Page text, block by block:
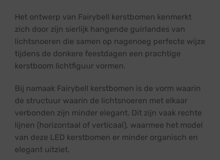
Het ontwerp van Fairybell kerstbomen kenmerkt
zich door zijn sierlijk hangende guirlandes van
lichtsnoeren die samen op nagenoeg perfecte wijze
tijdens de donkere feestdagen een prachtige
kerstboom lichtfiguur vormen.
Bij namaak Fairybell kerstbomen is de vorm waarin
de structuur waarin de lichtsnoeren met elkaar
verbonden zijn minder elegant. Dit zijn vaak rechte
lijnen (horizontaal of verticaal), waarmee het model
van deze LED kerstbomen er minder organisch en
elegant uitziet.